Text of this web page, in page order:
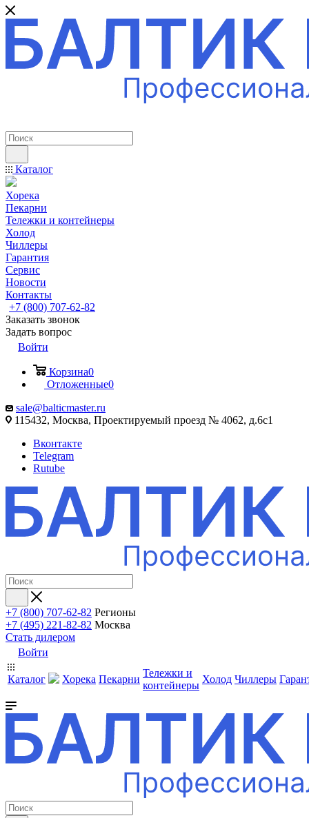
Каталог
Хорека
Пекарни
Тележки и контейнеры
Холод
Чиллеры
Гарантия
Сервис
Новости
Контакты
+7 (800) 707-62-82
Заказать звонок
Задать вопрос
Войти
Корзина0
Отложенные0
sale@balticmaster.ru
115432, Москва, Проектируемый проезд № 4062, д.6с1
Вконтакте
Telegram
Rutube
+7 (800) 707-62-82 Регионы
+7 (495) 221-82-82 Москва
Стать дилером
Войти
Каталог Хорека Пекарни
Тележки и
контейнеры
Холод Чиллеры